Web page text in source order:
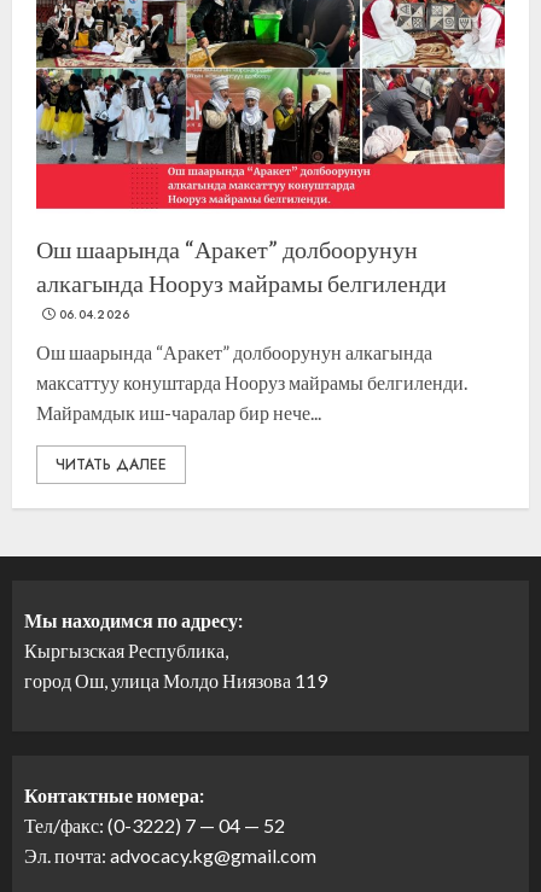
Ош шаарында “Аракет” долбоорунун
алкагында Нооруз майрамы белгиленди
06.04.2026
Ош шаарында “Аракет” долбоорунун алкагында
максаттуу конуштарда Нооруз майрамы белгиленди.
Майрамдык иш-чаралар бир нече...
ЧИТАТЬ ДАЛЕЕ
Мы находимся по адресу:
Кыргызская Республика,
город Ош, улица Молдо Ниязова 119
Контактные номера:
Тел/факс: (0-3222) 7 — 04 — 52
Эл. почта: advocacy.kg@gmail.com